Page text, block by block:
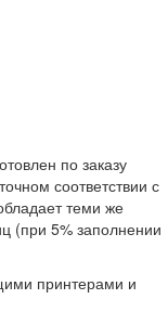
по заказу
соответствии с
теми же
(при 5% заполнении
принтерами и